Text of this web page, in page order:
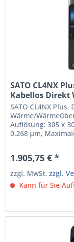
SATO CL4NX
Kabellos Direkt
Drucker
SATO CL4NX
Wärme/
Auflösung: 305 x
0.268 µm,
Anschlusstyp: USB
Schnittstelle: RS-
1.905,75 € *
zzgl. MwSt.zzgl.
Kann für Sie